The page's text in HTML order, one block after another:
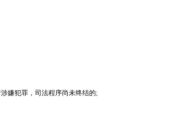
嫌犯罪，司法程序尚未终结的;